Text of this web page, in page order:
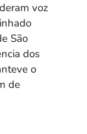
voz
São
dos
o
de